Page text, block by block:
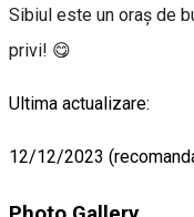
Sibiul este un oraș de
privi! 😋
Ultima actualizare:
12/12/2023